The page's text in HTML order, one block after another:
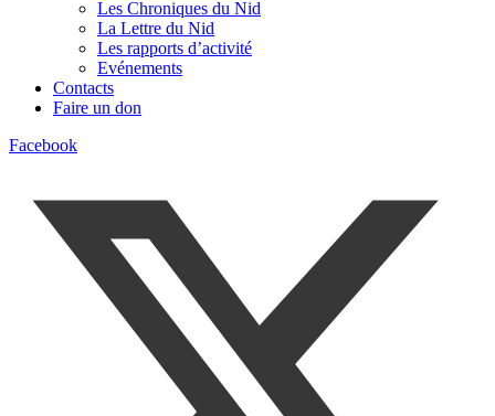
Les Chroniques du Nid
La Lettre du Nid
Les rapports d’activité
Evénements
Contacts
Faire un don
Facebook